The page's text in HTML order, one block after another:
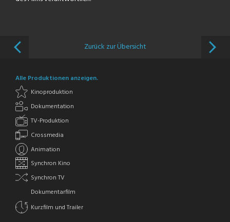
Zurück zur Übersicht
Alle Produktionen anzeigen.
Kinoproduktion
Dokumentation
TV-Produktion
Crossmedia
Animation
Synchron Kino
Synchron TV
Dokumentarfilm
Kurzfilm und Trailer